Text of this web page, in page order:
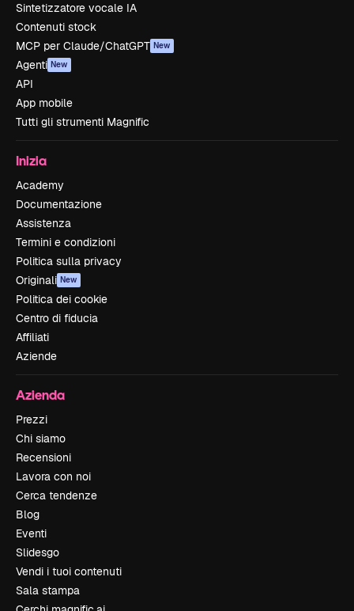
Sintetizzatore vocale IA
Contenuti stock
MCP per Claude/ChatGPT New
Agenti New
API
App mobile
Tutti gli strumenti Magnific
Inizia
Academy
Documentazione
Assistenza
Termini e condizioni
Politica sulla privacy
Originali New
Politica dei cookie
Centro di fiducia
Affiliati
Aziende
Azienda
Prezzi
Chi siamo
Recensioni
Lavora con noi
Cerca tendenze
Blog
Eventi
Slidesgo
Vendi i tuoi contenuti
Sala stampa